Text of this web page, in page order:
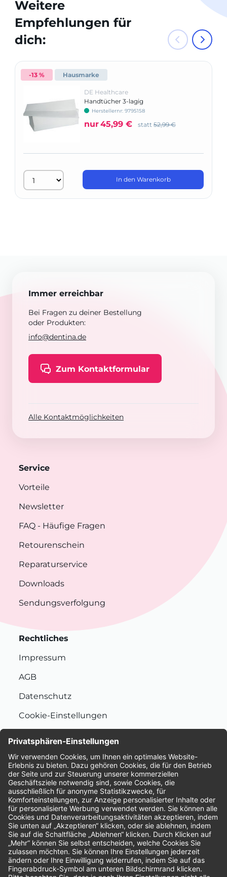
Weitere
Empfehlungen für
dich:
-13 % Hausmarke
DE Healthcare
Handtücher 3-lagig
Herstellernr: 9795158
nur45,99 € statt 52,99 €
In den Warenkorb
Immer erreichbar
Bei Fragen zu deiner Bestellung
oder Produkten:
info@dentina.de
Zum Kontaktformular
Alle Kontaktmöglichkeiten
Service
Vorteile
Newsletter
FAQ - Häufige Fragen
Retourenschein
Reparaturservice
Downloads
Sendungsverfolgung
Rechtliches
Impressum
AGB
Datenschutz
Cookie-Einstellungen
Bewertungen